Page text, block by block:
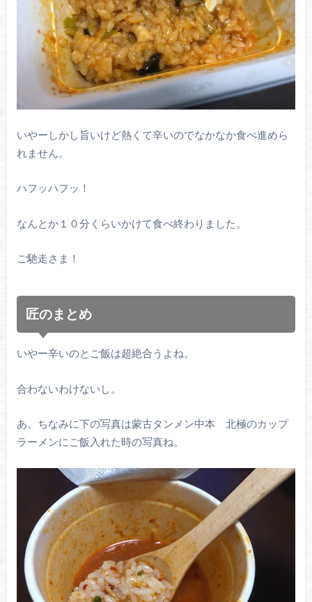
いやーしかし旨いけど熱くて辛いのでなかなか食べ進めら
れません。
ハフッハフッ！
なんとか１０分くらいかけて食べ終わりました。
ご馳走さま！
匠のまとめ
いやー辛いのとご飯は超絶合うよね。
合わないわけないし。
あ、ちなみに下の写真は蒙古タンメン中本 北極のカップ
ラーメンにご飯入れた時の写真ね。